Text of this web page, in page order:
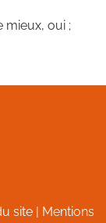
mieux, oui ;
site | Mentions